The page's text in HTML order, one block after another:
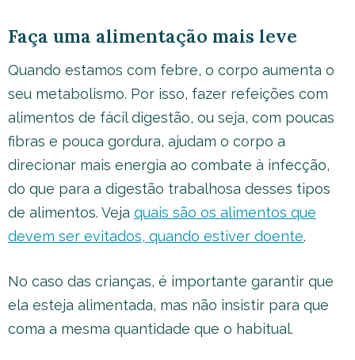
Faça uma alimentação mais leve
Quando estamos com febre, o corpo aumenta o
seu metabolismo. Por isso, fazer refeições com
alimentos de fácil digestão, ou seja, com poucas
fibras e pouca gordura, ajudam o corpo a
direcionar mais energia ao combate à infecção,
do que para a digestão trabalhosa desses tipos
de alimentos. Veja quais são os alimentos que
devem ser evitados, quando estiver doente.
No caso das crianças, é importante garantir que
ela esteja alimentada, mas não insistir para que
coma a mesma quantidade que o habitual.